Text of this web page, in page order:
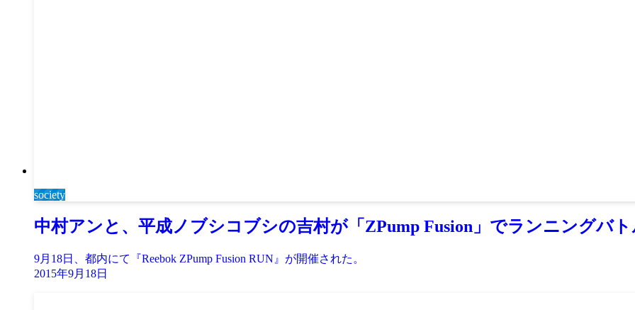
society
中村アンと、平成ノブシコブシの吉村が「ZPump Fusion」でランニングバ
9月18日、都内にて『Reebok ZPump Fusion RUN』が開催された。
2015年9月18日